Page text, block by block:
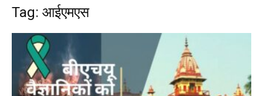
Tag: आईएमएस